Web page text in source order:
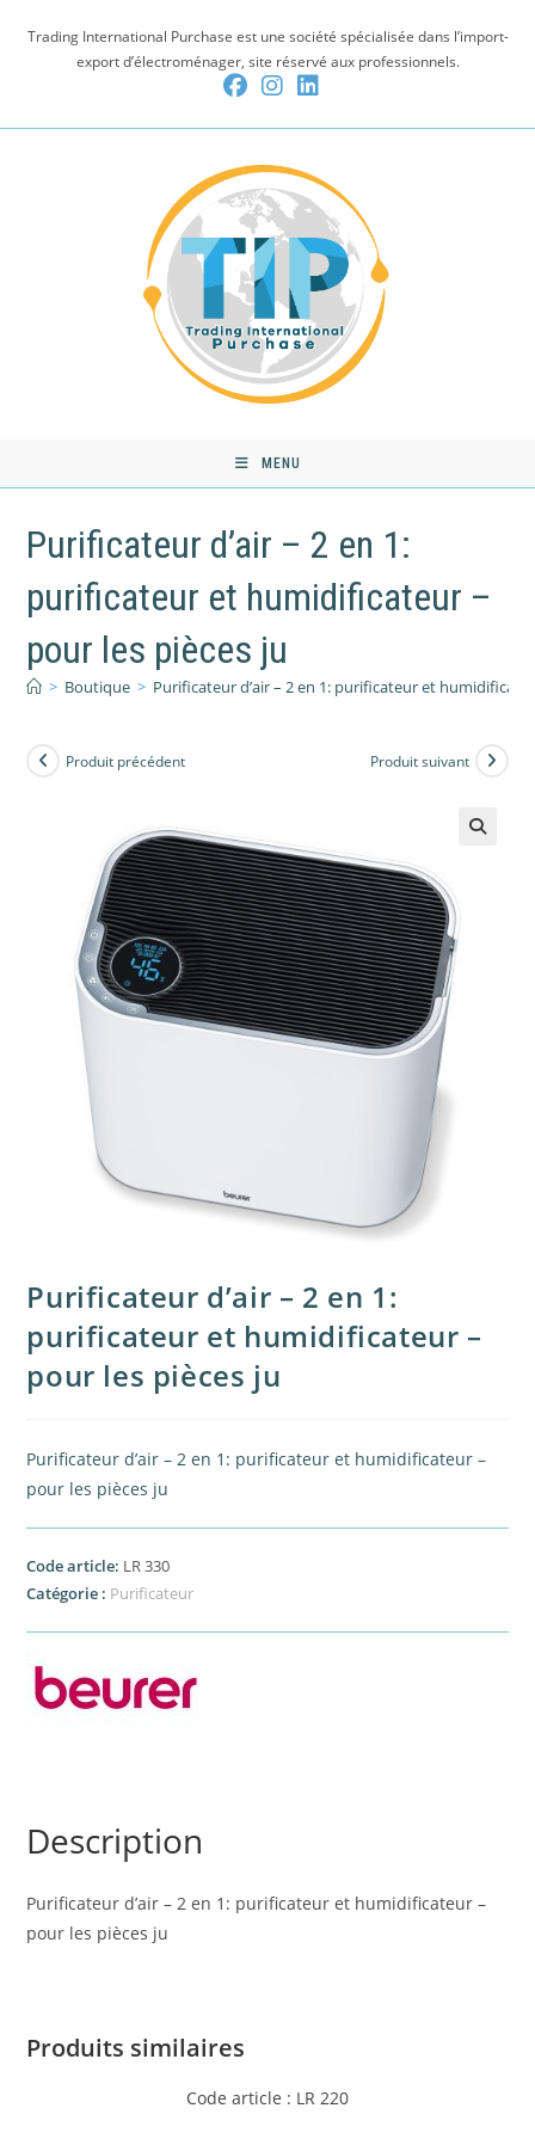
Trading International Purchase est une société spécialisée dans l’import-
export d’électroménager, site réservé aux professionnels.
MENU
Purificateur d’air – 2 en 1:
purificateur et humidificateur –
pour les pièces ju
> Boutique > Purificateur d’air – 2 en 1: purificateur et
Produit précédent Produit suivant
Purificateur d’air – 2 en 1:
purificateur et humidificateur –
pour les pièces ju
Purificateur d’air – 2 en 1: purificateur et humidificateur –
pour les pièces ju
Code article: LR 330
Catégorie : Purificateur
Description
Purificateur d’air – 2 en 1: purificateur et humidificateur –
pour les pièces ju
Produits similaires
Code article : LR 220